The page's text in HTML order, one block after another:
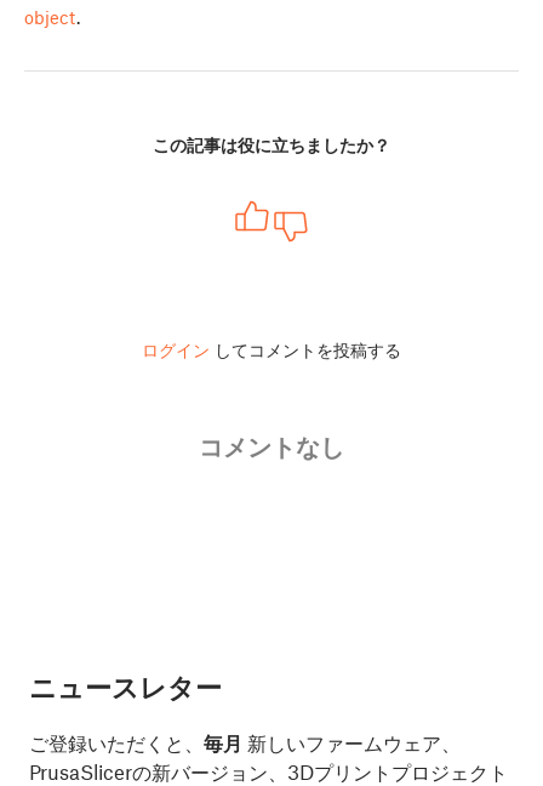
object.
この記事は役に立ちましたか？
ログイン してコメントを投稿する
コメントなし
ニュースレター
ご登録いただくと、 毎月 新しいファームウェア、
PrusaSlicerの新バージョン、3Dプリントプロジェクト